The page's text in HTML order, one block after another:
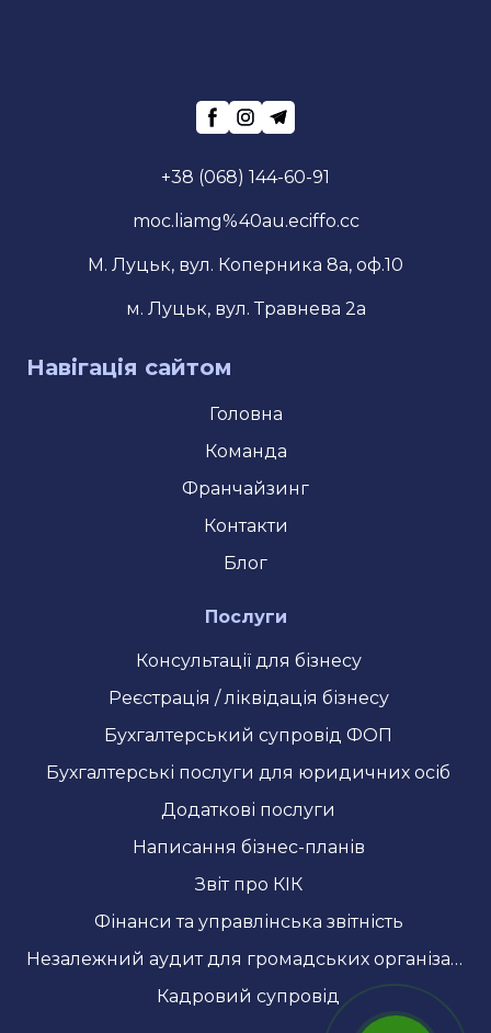
+38 (068) 144-60-91
moc.liamg%40au.eciffo.cc
М. Луцьк, вул. Коперника 8а, оф.10
м. Луцьк, вул. Травнева 2а
Навігація сайтом
Головна
Команда
Франчайзинг
Контакти
Блог
Послуги
Консультації для бізнесу
Реєстрація / ліквідація бізнесу
Бухгалтерський супровід ФОП
Бухгалтерські послуги для юридичних осіб
Додаткові послуги
Написання бізнес-планів
Звіт про КІК
Фінанси та управлінська звітність
Незалежний аудит для громадських організацій та грантових проєктів
Кадровий супровід